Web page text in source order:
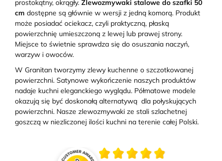
prostokątny, okrągły. Zlewozmywaki stalowe do szafki 50
cm dostępne są głównie w wersji z jedną komorą. Produkt
może posiadać ociekacz, czyli praktyczną, płaską
powierzchnię umieszczoną z lewej lub prawej strony.
Miejsce to świetnie sprawdza się do osuszania naczyń,
warzyw i owoców.
W Granitan tworzymy zlewy kuchenne o szczotkowanej
powierzchni. Satynowe wykończenie naszych produktów
nadaje kuchni eleganckiego wyglądu. Półmatowe modele
okazują się być doskonałą alternatywą dla połyskujących
powierzchni. Nasze zlewozmywaki ze stali szlachetnej
goszczą w niezliczonej ilości kuchni na terenie całej Polski.
Średnia ocena 4.9 z 5